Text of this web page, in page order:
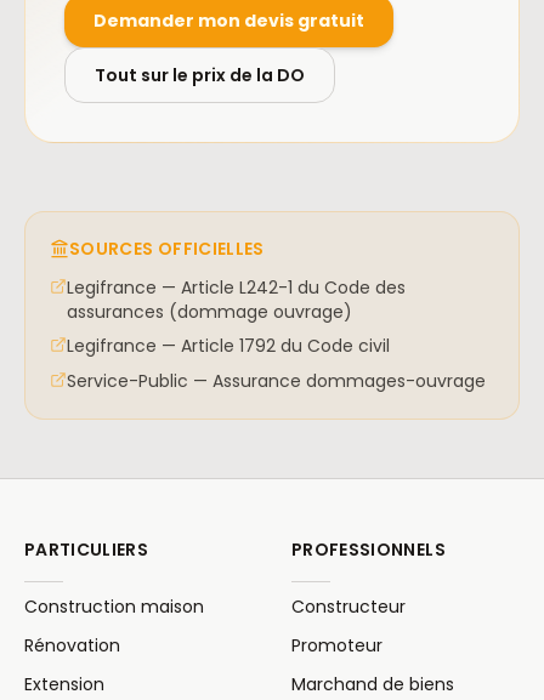
Demander mon devis gratuit
Tout sur le prix de la DO
SOURCES OFFICIELLES
Legifrance — Article L242-1 du Code des
assurances (dommage ouvrage)
Legifrance — Article 1792 du Code civil
Service-Public — Assurance dommages-ouvrage
PARTICULIERS
Construction maison
Rénovation
Extension
PROFESSIONNELS
Constructeur
Promoteur
Marchand de biens